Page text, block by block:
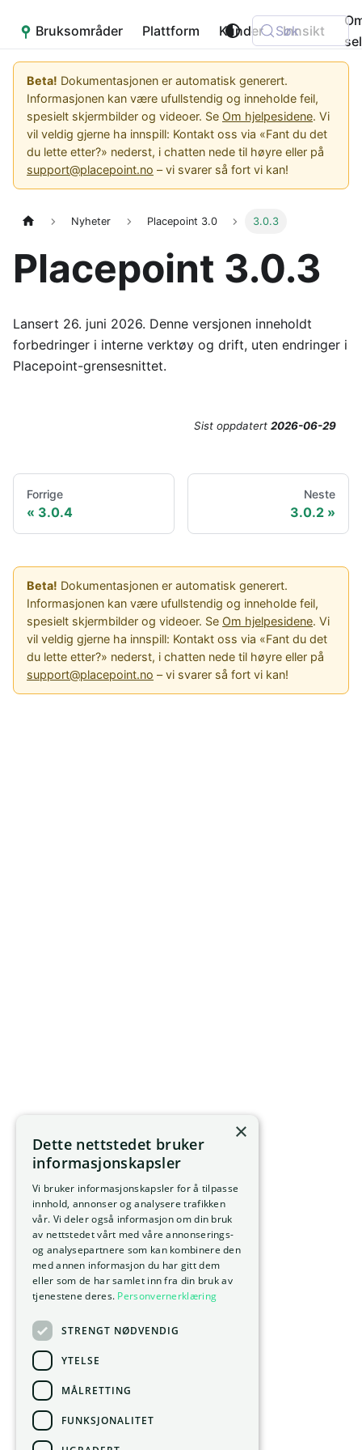
Placepoint
Bruksområder Plattform Kunder Innsikt
Søk
Beta! Dokumentasjonen er automatisk generert.
Informasjonen kan være ufullstendig og inneholde feil,
spesielt skjermbilder og videoer. Se Om hjelpesidene. Vi
vil veldig gjerne ha innspill: Kontakt oss via «Fant du det
du lette etter?» nederst, i chatten nede til høyre eller på
support@placepoint.no – vi svarer så fort vi kan!
Nyheter Placepoint 3.0 3.0.3
Placepoint 3.0.3
Lansert 26. juni 2026. Denne versjonen inneholdt
forbedringer i interne verktøy og drift, uten endringer i
Placepoint-grensesnittet.
Sist oppdatert 2026-06-29
Forrige
3.0.4
Neste
3.0.2
Beta! Dokumentasjonen er automatisk generert.
Informasjonen kan være ufullstendig og inneholde feil,
spesielt skjermbilder og videoer. Se Om hjelpesidene. Vi
vil veldig gjerne ha innspill: Kontakt oss via «Fant du det
du lette etter?» nederst, i chatten nede til høyre eller på
support@placepoint.no – vi svarer så fort vi kan!
×
Dette nettstedet bruker
informasjonskapsler
Vi bruker informasjonskapsler for å tilpasse
innhold, annonser og analysere trafikken
vår. Vi deler også informasjon om din bruk
av nettstedet vårt med våre annonserings-
og analysepartnere som kan kombinere den
med annen informasjon du har gitt dem
eller som de har samlet inn fra din bruk av
tjenestene deres. Personvernerklæring
STRENGT NØDVENDIG
YTELSE
MÅLRETTING
FUNKSJONALITET